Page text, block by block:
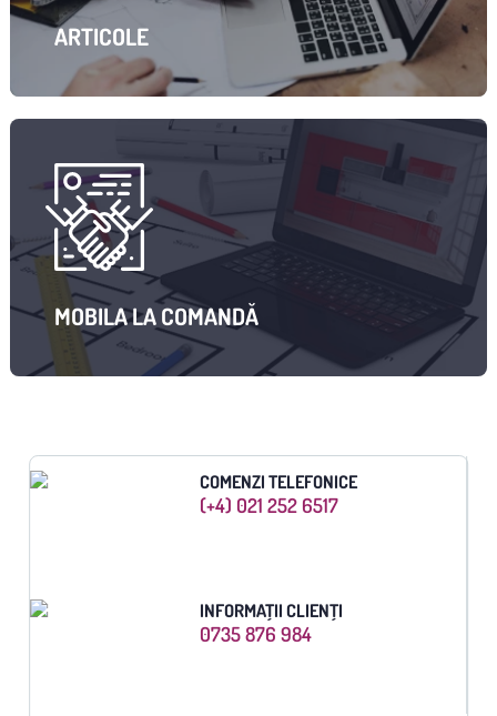
ARTICOLE
MOBILA LA COMANDĂ
COMENZI TELEFONICE
(+4) 021 252 6517
INFORMAȚII CLIENȚI
0735 876 984